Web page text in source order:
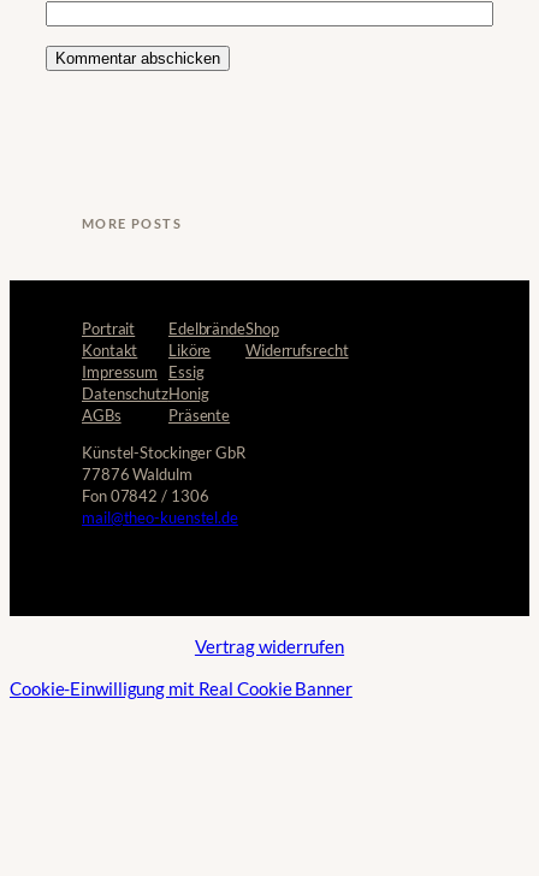
MORE POSTS
Portrait
Kontakt
Impressum
Datenschutz
AGBs
Edelbrände
Liköre
Essig
Honig
Präsente
Shop
Widerrufsrecht
Künstel-Stockinger GbR
77876 Waldulm
Fon 07842 / 1306
mail@theo-kuenstel.de
Vertrag widerrufen
Cookie-Einwilligung mit Real Cookie Banner